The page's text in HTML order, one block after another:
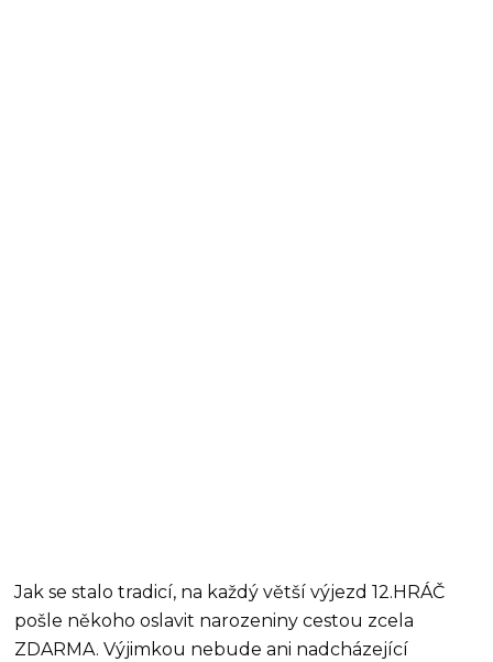
Jak se stalo tradicí, na každý větší výjezd 12.HRÁČ
pošle někoho oslavit narozeniny cestou zcela
ZDARMA. Výjimkou nebude ani nadcházející